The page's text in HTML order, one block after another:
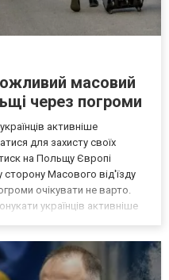
масовий
через погроми
активніше
для захисту своїх
на Польщу Європі
сторону Масового від'їзду
очікувати не варто.
українців активніше